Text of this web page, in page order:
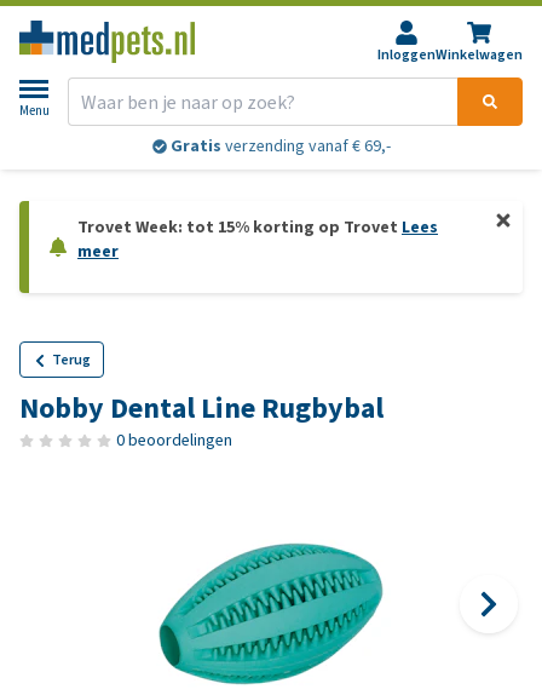
InloggenWinkelwagen
Menu
Gratis verzending vanaf € 69,-
Trovet Week: tot 15% korting op Trovet Lees
meer
Terug
Nobby Dental Line Rugbybal
0 beoordelingen